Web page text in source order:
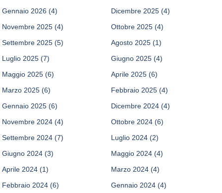
Gennaio 2026 (4) Dicembre 2025 (4)
Novembre 2025 (4) Ottobre 2025 (4)
Settembre 2025 (5) Agosto 2025 (1)
Luglio 2025 (7) Giugno 2025 (4)
Maggio 2025 (6) Aprile 2025 (6)
Marzo 2025 (6) Febbraio 2025 (4)
Gennaio 2025 (6) Dicembre 2024 (4)
Novembre 2024 (4) Ottobre 2024 (6)
Settembre 2024 (7) Luglio 2024 (2)
Giugno 2024 (3) Maggio 2024 (4)
Aprile 2024 (1) Marzo 2024 (4)
Febbraio 2024 (6) Gennaio 2024 (4)